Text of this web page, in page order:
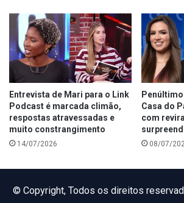
Entrevista de Mari para o Link
Podcast é marcada climão,
respostas atravessadas e
muito constrangimento
14/07/2026
Penúltimo
Casa do
com
08/07/
©️ Copyright, Todos os direitos